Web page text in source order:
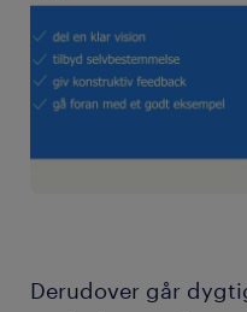
Derudover går